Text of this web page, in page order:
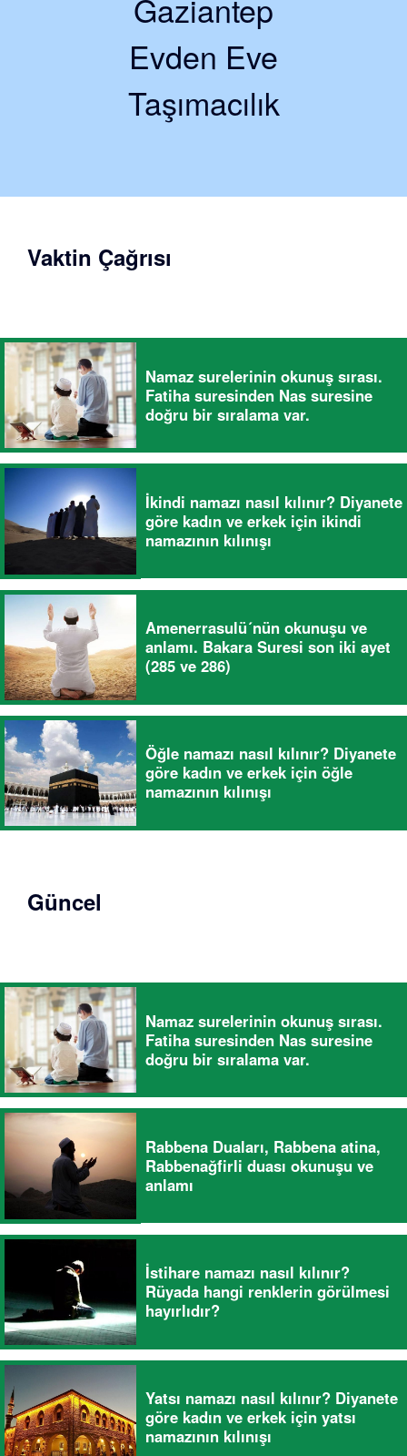
Gaziantep
Evden Eve
Taşımacılık
Vaktin Çağrısı
Namaz surelerinin okunuş sırası.
Fatiha suresinden Nas suresine
doğru bir sıralama var.
İkindi namazı nasıl kılınır? Diyanete
göre kadın ve erkek için ikindi
namazının kılınışı
Amenerrasulü´nün okunuşu ve
anlamı. Bakara Suresi son iki ayet
(285 ve 286)
Öğle namazı nasıl kılınır? Diyanete
göre kadın ve erkek için öğle
namazının kılınışı
Güncel
Namaz surelerinin okunuş sırası.
Fatiha suresinden Nas suresine
doğru bir sıralama var.
Rabbena Duaları, Rabbena atina,
Rabbenağfirli duası okunuşu ve
anlamı
İstihare namazı nasıl kılınır?
Rüyada hangi renklerin görülmesi
hayırlıdır?
Yatsı namazı nasıl kılınır? Diyanete
göre kadın ve erkek için yatsı
namazının kılınışı